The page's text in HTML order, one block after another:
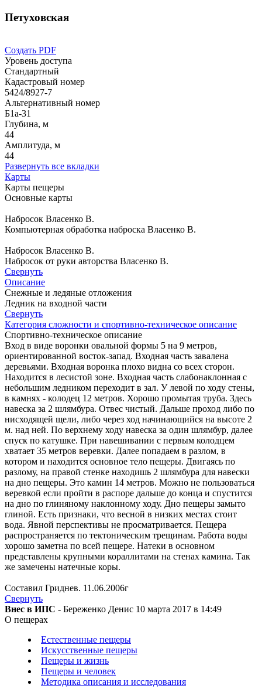
Петуховская
Создать PDF
Уровень доступа
Стандартный
Кадастровый номер
5424/8927-7
Альтернативный номер
Б1а-31
Глубина, м
44
Амплитуда, м
44
Развернуть все вкладки
Карты
Карты пещеры
Основные карты
Набросок Власенко В.
Компьютерная обработка наброска Власенко В.
Набросок Власенко В.
Набросок от руки авторства Власенко В.
Свернуть
Описание
Снежные и ледяные отложения
Ледник на входной части
Свернуть
Категория сложности и спортивно-техническое описание
Спортивно-техническое описание
Вход в виде воронки овальной формы 5 на 9 метров,
ориентированной восток-запад. Входная часть завалена
деревьями. Входная воронка плохо видна со всех сторон.
Находится в лесистой зоне. Входная часть слабонаклонная с
небольшим ледником переходит в зал. У левой по ходу стены,
в камнях - колодец 12 метров. Хорошо промытая труба. Здесь
навеска за 2 шлямбура. Отвес чистый. Дальше проход либо по
нисходящей щели, либо через ход начинающийся на высоте 2
м. над ней. По верхнему ходу навеска за один шлямбур, далее
спуск по катушке. При навешивании с первым колодцем
хватает 35 метров веревки. Далее попадаем в разлом, в
котором и находится основное тело пещеры. Двигаясь по
разлому, на правой стенке находишь 2 шлямбура для навески
на дно пещеры. Это камин 14 метров. Можно не пользоваться
веревкой если пройти в распоре дальше до конца и спустится
на дно по глиняному наклонному ходу. Дно пещеры замыто
глиной. Есть признаки, что весной в низких местах стоит
вода. Явной перспективы не просматривается. Пещера
распространяется по тектоническим трещинам. Работа воды
хорошо заметна по всей пещере. Натеки в основном
представлены крупными кораллитами на стенах камина. Так
же замечены натечные коры.
Составил Гриднев. 11.06.2006г
Свернуть
Внес в ИПС - Береженко Денис 10 марта 2017 в 14:49
О пещерах
Естественные пещеры
Искусственные пещеры
Пещеры и жизнь
Пещеры и человек
Методика описания и исследования